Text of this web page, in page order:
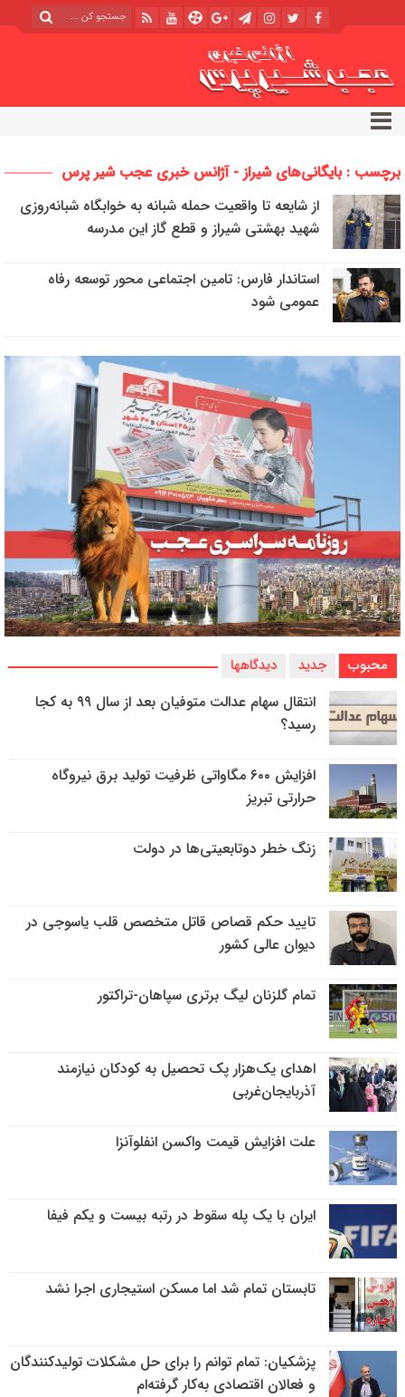
برچسب : بایگانی‌های شیراز - آژانس خبری عجب شیر پرس
از شایعه تا واقعیت حمله شبانه به خوابگاه شبانه‌روزی
شهید بهشتی شیراز و قطع گاز این مدرسه
استاندار فارس: تامین اجتماعی محور توسعه رفاه
عمومی شود
محبوب جدید دیدگاهها
انتقال سهام عدالت متوفیان بعد از سال ۹۹ به کجا
رسید؟
افزایش ۶۰۰ مگاواتی ظرفیت تولید برق نیروگاه
حرارتی تبریز
زنگ خطر دوتابعیتی‌ها در دولت
تایید حکم قصاص قاتل متخصص قلب یاسوجی در
دیوان عالی کشور
تمام گلزنان لیگ‌ برتری سپاهان-تراکتور
اهدای یک‌هزار پک تحصیل به کودکان نیازمند
آذربایجان‌غربی
علت افزایش قیمت واکسن انفلوآنزا
ایران با یک پله سقوط در رتبه بیست و یکم فیفا
تابستان تمام شد اما مسکن استیجاری اجرا نشد
پزشکیان: تمام توانم را برای حل مشکلات تولیدکنندگان
و فعالان اقتصادی به‌کار گرفته‌ام